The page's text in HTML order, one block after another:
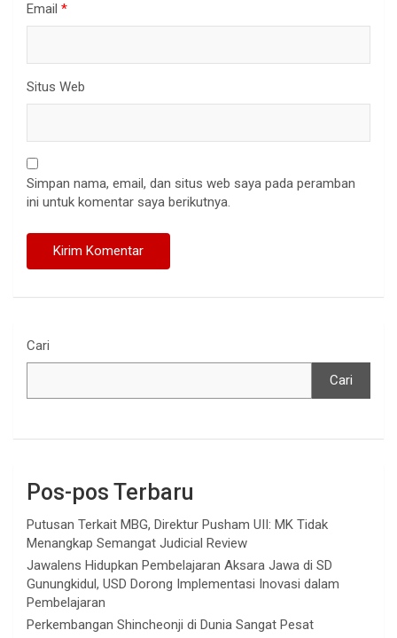
Email *
Situs Web
Simpan nama, email, dan situs web saya pada peramban
ini untuk komentar saya berikutnya.
Cari
Cari
Pos-pos Terbaru
Putusan Terkait MBG, Direktur Pusham UII: MK Tidak
Menangkap Semangat Judicial Review
Jawalens Hidupkan Pembelajaran Aksara Jawa di SD
Gunungkidul, USD Dorong Implementasi Inovasi dalam
Pembelajaran
Perkembangan Shincheonji di Dunia Sangat Pesat